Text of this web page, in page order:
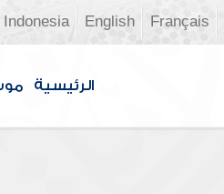
Français
English
Indonesia
الرئيسية